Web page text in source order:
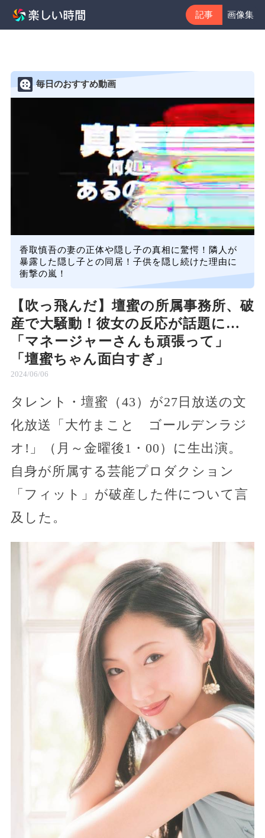
記事 画像集
毎日のおすすめ動画
香取慎吾の妻の正体や隠し子の真相に驚愕！隣人が
暴露した隠し子との同居！子供を隠し続けた理由に
衝撃の嵐！
【吹っ飛んだ】壇蜜の所属事務所、破
産で大騒動！彼女の反応が話題に…
「マネージャーさんも頑張って」
「壇蜜ちゃん面白すぎ」
2024/06/06
タレント・壇蜜（43）が27日放送の文
化放送「大竹まこと ゴールデンラジ
オ!」（月～金曜後1・00）に生出演。
自身が所属する芸能プロダクション
「フィット」が破産した件について言
及した。